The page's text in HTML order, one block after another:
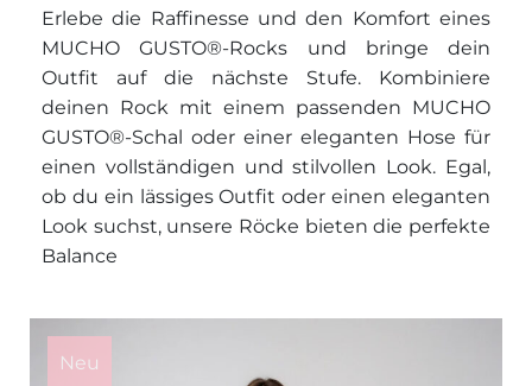
Erlebe die Raffinesse und den Komfort eines
MUCHO GUSTO®-Rocks und bringe dein
Outfit auf die nächste Stufe. Kombiniere
deinen Rock mit einem passenden MUCHO
GUSTO®-Schal oder einer eleganten Hose für
einen vollständigen und stilvollen Look. Egal,
ob du ein lässiges Outfit oder einen eleganten
Look suchst, unsere Röcke bieten die perfekte
Balance
Neu
product